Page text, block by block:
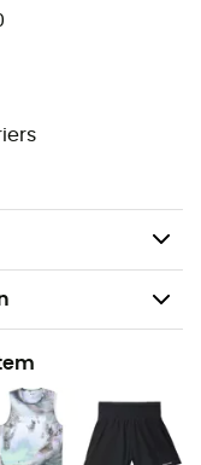
mee te
accessoire
op andere